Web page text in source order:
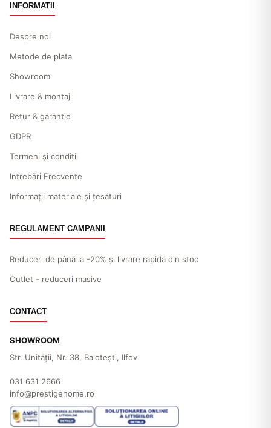
INFORMATII
Despre noi
Metode de plata
Showroom
Livrare & montaj
Retur & garantie
GDPR
Termeni și condiții
Intrebări Frecvente
Informații materiale și țesături
REGULAMENT CAMPANII
Reduceri de până la -20% și livrare rapidă din stoc
Outlet - reduceri masive
CONTACT
SHOWROOM
Str. Unităţii, Nr. 38, Baloteşti, Ilfov
031 631 2666
info@prestigehome.ro